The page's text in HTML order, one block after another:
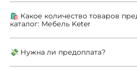
🛍 Какое количество товаров
каталог: Мебель Keter
💸 Нужна ли предоплата?